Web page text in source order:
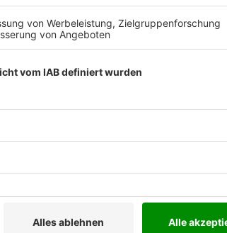
HandwerkTimer edition
Durchschreibesatz)